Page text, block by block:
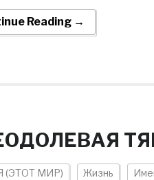
Reading →
(ЭТОТ МИР) Жизнь